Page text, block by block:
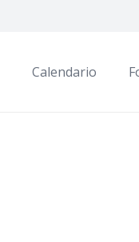
Calendario